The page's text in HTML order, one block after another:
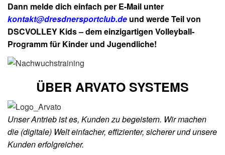
Dann melde dich einfach per E-Mail unter
kontakt@dresdnersportclub.de und werde Teil von
DSCVOLLEY Kids – dem einzigartigen Volleyball-
Programm für Kinder und Jugendliche!
ÜBER ARVATO SYSTEMS
Unser Antrieb ist es, Kunden zu begeistern. Wir machen
die (digitale) Welt ​einfacher, effizienter, sicherer​ und unsere
Kunden erfolgreicher.​